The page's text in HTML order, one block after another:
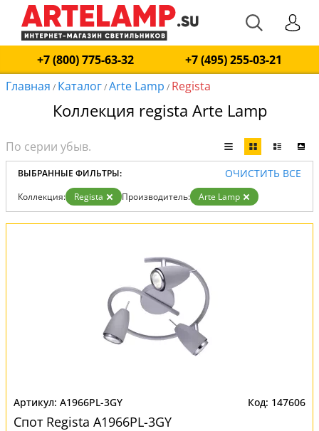
+7 (800) 775-63-32
+7 (495) 255-03-21
Главная / Каталог/Arte Lamp / Regista
Коллекция regista Arte Lamp
ВЫБРАННЫЕ ФИЛЬТРЫ: ОЧИСТИТЬ ВСЕ
Коллекция: Regista Производитель: Arte Lamp
A1966PL-3GY 147606
Спот Regista A1966PL-3GY